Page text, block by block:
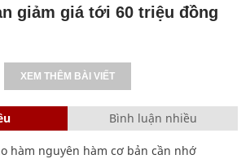
giảm giá tới 60 triệu đồng
XEM THÊM BÀI VIẾT
Bình luận nhiều
hàm nguyên hàm cơ bản cần nhớ